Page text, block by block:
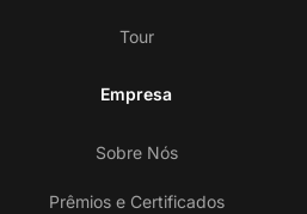
Tour
Empresa
Sobre Nós
Prêmios e Certificados